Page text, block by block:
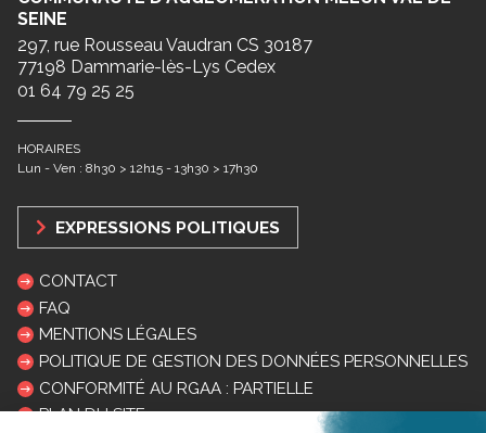
SEINE
297, rue Rousseau Vaudran CS 30187
77198 Dammarie-lès-Lys Cedex
01 64 79 25 25
HORAIRES
Lun - Ven : 8h30 > 12h15 - 13h30 > 17h30
EXPRESSIONS POLITIQUES
CONTACT
FAQ
MENTIONS LÉGALES
POLITIQUE DE GESTION DES DONNÉES PERSONNELLES
CONFORMITÉ AU RGAA : PARTIELLE
PLAN DU SITE